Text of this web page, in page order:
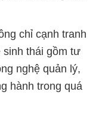
chỉ cạnh tranh
sinh thái gồm tư
nghệ quản lý,
hành trong quá